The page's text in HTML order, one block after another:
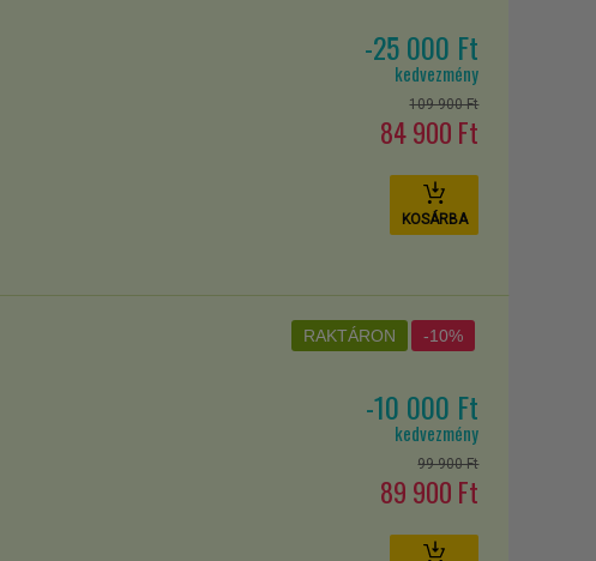
-25 000 Ft
kedvezmény
109 900 Ft
84 900 Ft
KOSÁRBA
-10 000 Ft
kedvezmény
99 900 Ft
89 900 Ft
-10%
RAKTÁRON